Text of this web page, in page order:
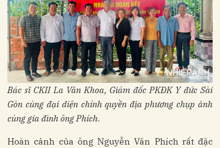
Bác sĩ CKII La Văn Khoa, Giám đốc PKĐK Y đức Sài
Gòn cùng đại diện chính quyền địa phương chụp ảnh
cùng gia đình ông Phích.
Hoàn cảnh của ông Nguyễn Văn Phích rất đặc